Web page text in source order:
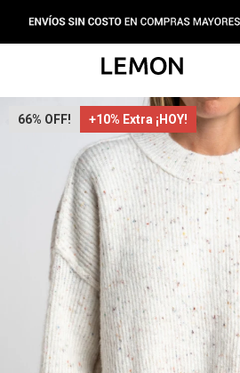
66 +10% Extra ¡HOY!